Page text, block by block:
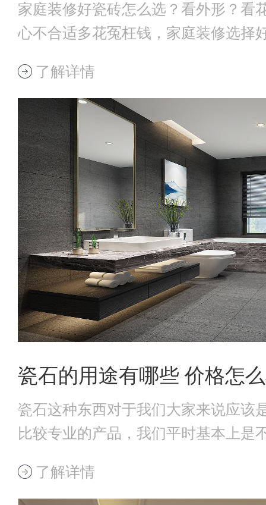
家庭装修好瓷砖怎么选？看外形？看
心不合适多花冤枉钱，家庭装修选择
了解详情
瓷石的用途有哪些 价格怎
瓷石这种东西对于我们大家来说应该
比较专业的产品，我们平时基本上是
了解详情